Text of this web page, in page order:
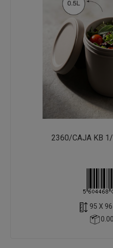
2360/CAJA KB
95 X